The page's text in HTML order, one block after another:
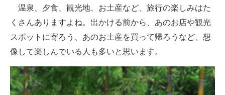
ITの今と未来を見通す
スマホと通信の最新トレンド
好きが集まる 比べて選べる
温泉、夕食、観光地、お土産など、旅行の楽しみはた
くさんありますよね。出かける前から、あのお店や観光
スポットに寄ろう、あのお土産を買って帰ろうなど、想
像して楽しんでいる人も多いと思います。